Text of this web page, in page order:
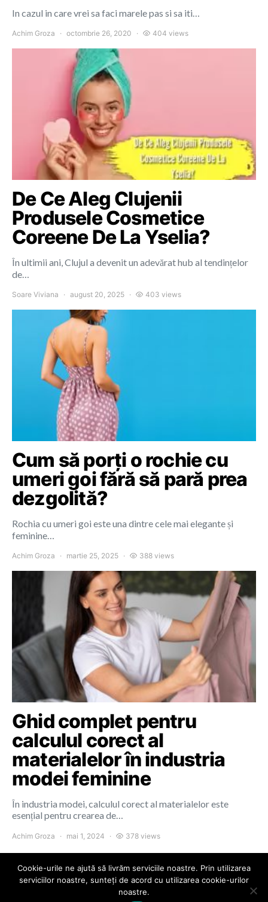
In cazul in care vrei sa faci marele pas si sa iti…
Achim Groza octombrie 26, 2020 404 views
De Ce Aleg Clujenii
Produsele Cosmetice
Coreene De La Yselia?
În ultimii ani, Clujul a devenit un adevărat hub al tendințelor
de…
Soare Viviana august 20, 2025 403 views
Cum să porți o rochie cu
umeri goi fără să pară prea
dezgolită?
Rochia cu umeri goi este una dintre cele mai elegante și
feminine…
Achim Groza martie 25, 2025 388 views
Ghid complet pentru
calculul corect al
materialelor în industria
modei feminine
În industria modei, calculul corect al materialelor este
esențial pentru crearea de…
Achim Groza mai 1, 2024 378 views
Colours of Cluj
Cookie-urile ne ajută să livrăm serviciile noastre. Prin utilizarea
serviciilor noastre, sunteți de acord cu utilizarea cookie-urilor
noastre.